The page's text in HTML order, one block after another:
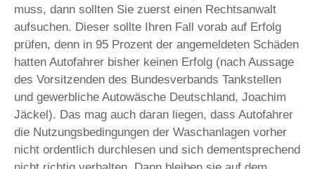
muss, dann sollten Sie zuerst einen Rechtsanwalt
aufsuchen. Dieser sollte Ihren Fall vorab auf Erfolg
prüfen, denn in 95 Prozent der angemeldeten Schäden
hatten Autofahrer bisher keinen Erfolg (nach Aussage
des Vorsitzenden des Bundesverbands Tankstellen
und gewerbliche Autowäsche Deutschland, Joachim
Jäckel). Das mag auch daran liegen, dass Autofahrer
die Nutzungsbedingungen der Waschanlagen vorher
nicht ordentlich durchlesen und sich dementsprechend